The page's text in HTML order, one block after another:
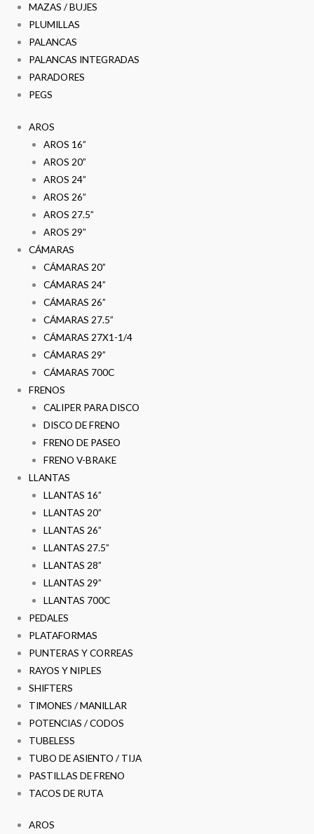
MAZAS / BUJES
PLUMILLAS
PALANCAS
PALANCAS INTEGRADAS
PARADORES
PEGS
AROS
AROS 16”
AROS 20”
AROS 24”
AROS 26”
AROS 27.5”
AROS 29”
CÁMARAS
CÁMARAS 20”
CÁMARAS 24”
CÁMARAS 26”
CÁMARAS 27.5”
CÁMARAS 27X1-1/4
CÁMARAS 29”
CÁMARAS 700C
FRENOS
CALIPER PARA DISCO
DISCO DE FRENO
FRENO DE PASEO
FRENO V-BRAKE
LLANTAS
LLANTAS 16”
LLANTAS 20”
LLANTAS 26”
LLANTAS 27.5”
LLANTAS 28”
LLANTAS 29”
LLANTAS 700C
PEDALES
PLATAFORMAS
PUNTERAS Y CORREAS
RAYOS Y NIPLES
SHIFTERS
TIMONES / MANILLAR
POTENCIAS / CODOS
TUBELESS
TUBO DE ASIENTO / TIJA
PASTILLAS DE FRENO
TACOS DE RUTA
AROS